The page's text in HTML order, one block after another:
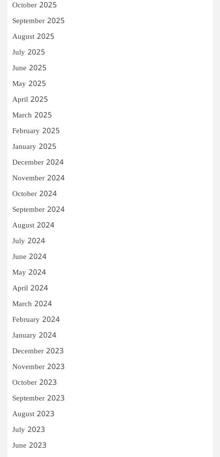
October 2025
September 2025
August 2025
July 2025
June 2025
May 2025
April 2025
March 2025
February 2025
January 2025
December 2024
November 2024
October 2024
September 2024
August 2024
July 2024
June 2024
May 2024
April 2024
March 2024
February 2024
January 2024
December 2023
November 2023
October 2023
September 2023
August 2023
July 2023
June 2023